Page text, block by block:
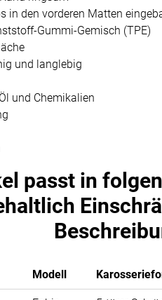
in den vorderen Matten
Gummi-Gemisch (TPE)
und langlebig
und Chemikalien
passt in
Modell